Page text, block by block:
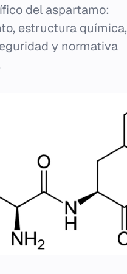
del aspartamo:
estructura química,
y normativa